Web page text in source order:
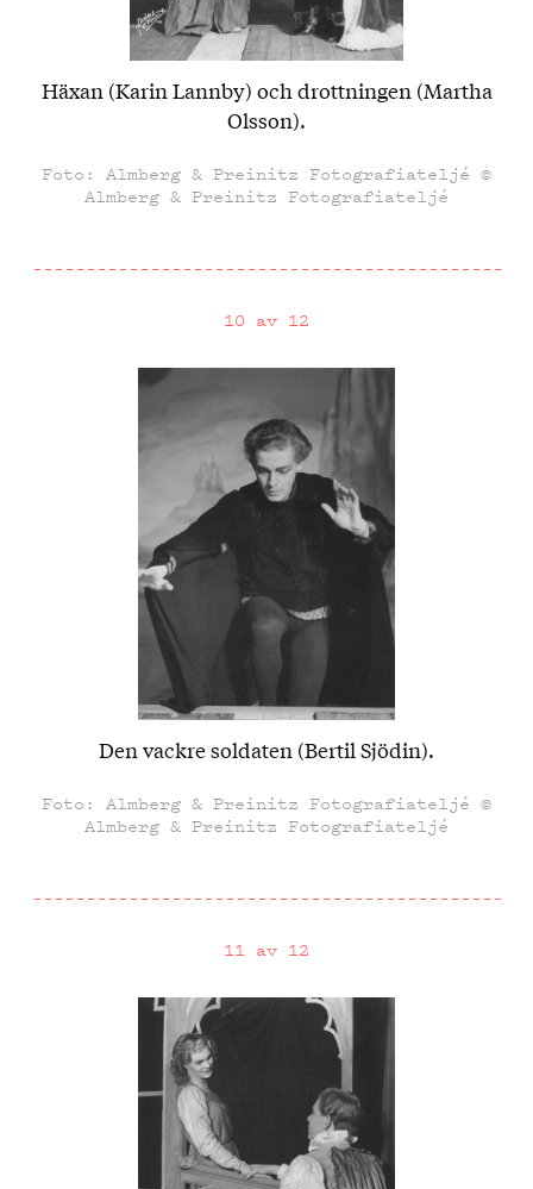
Häxan (Karin Lannby) och drottningen (Martha
Olsson).
Foto: Almberg & Preinitz Fotografiateljé ©
Almberg & Preinitz Fotografiateljé
10 av 12
Den vackre soldaten (Bertil Sjödin).
Foto: Almberg & Preinitz Fotografiateljé ©
Almberg & Preinitz Fotografiateljé
11 av 12